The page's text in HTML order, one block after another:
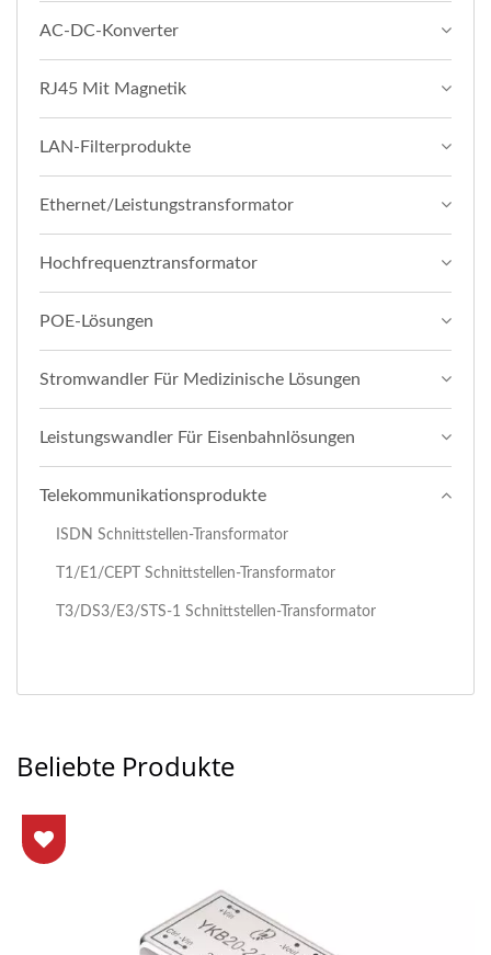
AC-DC-Konverter
RJ45 Mit Magnetik
LAN-Filterprodukte
Ethernet/Leistungstransformator
Hochfrequenztransformator
POE-Lösungen
Stromwandler Für Medizinische Lösungen
Leistungswandler Für Eisenbahnlösungen
Telekommunikationsprodukte
ISDN Schnittstellen-Transformator
T1/E1/CEPT Schnittstellen-Transformator
T3/DS3/E3/STS-1 Schnittstellen-Transformator
Beliebte Produkte